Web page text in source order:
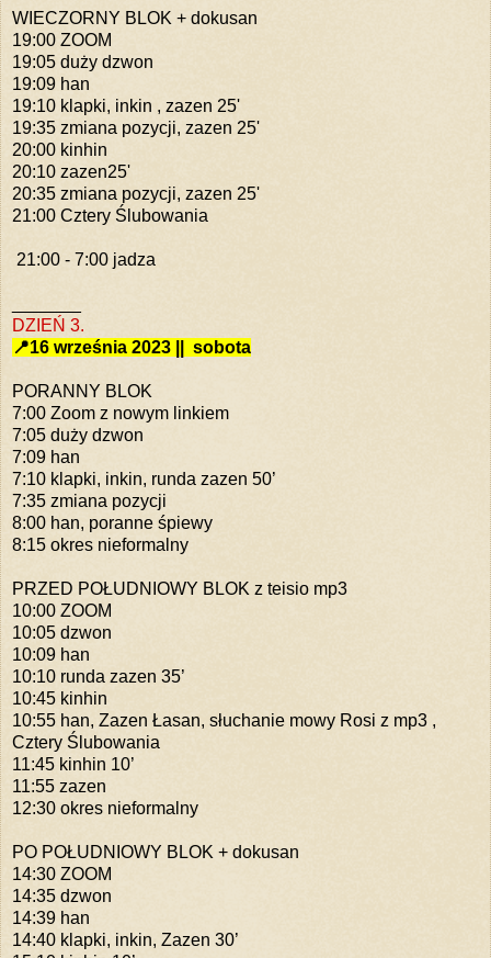
WIECZORNY BLOK + dokusan
19:00 ZOOM
19:05 duży dzwon
19:09 han
19:10 klapki, inkin , zazen 25'
19:35 zmiana pozycji, zazen 25'
20:00 kinhin
20:10 zazen25'
20:35 zmiana pozycji, zazen 25'
21:00 Cztery Ślubowania
21:00 - 7:00 jadza
DZIEŃ 3.
📍16 września 2023 || sobota
PORANNY BLOK
7:00 Zoom z nowym linkiem
7:05 duży dzwon
7:09 han
7:10 klapki, inkin, runda zazen 50’
7:35 zmiana pozycji
8:00 han, poranne śpiewy
8:15 okres nieformalny
PRZED POŁUDNIOWY BLOK z teisio mp3
10:00 ZOOM
10:05 dzwon
10:09 han
10:10 runda zazen 35’
10:45 kinhin
10:55 han, Zazen Łasan, słuchanie mowy Rosi z mp3 ,
Cztery Ślubowania
11:45 kinhin 10’
11:55 zazen
12:30 okres nieformalny
PO POŁUDNIOWY BLOK + dokusan
14:30 ZOOM
14:35 dzwon
14:39 han
14:40 klapki, inkin, Zazen 30’